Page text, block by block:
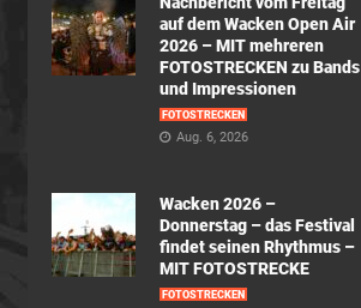
auf dem Wacken Open Air
2026 – MIT mehreren
FOTOSTRECKEN zu Bands
und Impressionen
FOTOSTRECKEN
Aug. 6, 2026
Wacken 2026 –
Donnerstag – das Festival
findet seinen Rhythmus –
MIT FOTOSTRECKE
FOTOSTRECKEN